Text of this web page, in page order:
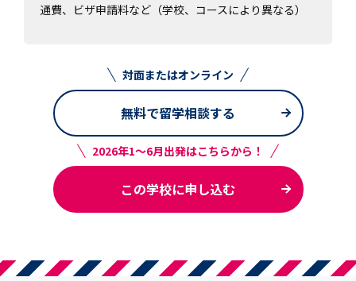
通費、ビザ申請料など（学校、コースにより異なる）
対面またはオンライン
無料で留学相談する
2026年1～6月出発はこちらから！
この学校に申し込む